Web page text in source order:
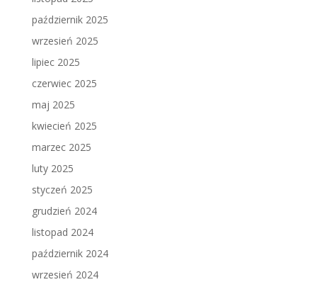
październik 2025
wrzesień 2025
lipiec 2025
czerwiec 2025
maj 2025
kwiecień 2025
marzec 2025
luty 2025
styczeń 2025
grudzień 2024
listopad 2024
październik 2024
wrzesień 2024